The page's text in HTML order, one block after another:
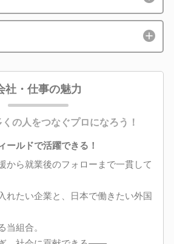
社・仕事の魅力
の人をつなぐプロになろう！
ールドで活躍できる！
から就業後のフォローまで一貫して
れたい企業と、日本で働きたい外国
当組合。